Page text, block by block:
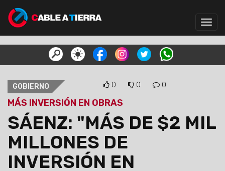
GOBIERNO 0 0 0
MÁS INVERSIÓN EN OBRAS
SÁENZ: "MÁS DE $2 MIL
MILLONES DE
INVERSIÓN EN